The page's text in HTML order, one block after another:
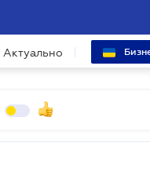
Актуально